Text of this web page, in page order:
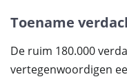
Toename
De ruim 180.000
vertegenwoordigen